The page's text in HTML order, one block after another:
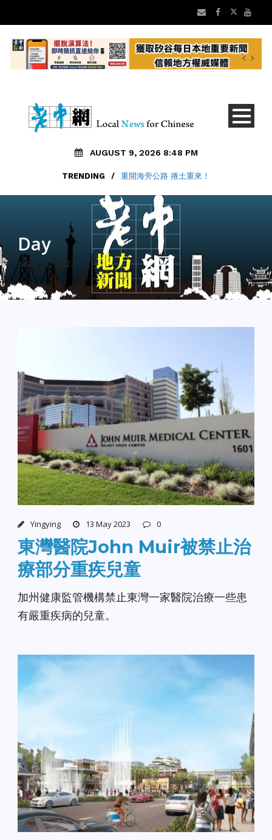
AUGUST 9, 2026 8:48 PM
TRENDING / 重開海旁公路 捲土重來！
TRENDING / 老中地方新聞8/9 矽谷早安 新聞摘要
Day
May 13, 2023
Yingying 13 May 2023 0
東灣醫院John Muir被禁止治
療部分重疾兒童
加州健康監管機構禁止東灣一家醫院治療一些患
有嚴重疾病的兒童。